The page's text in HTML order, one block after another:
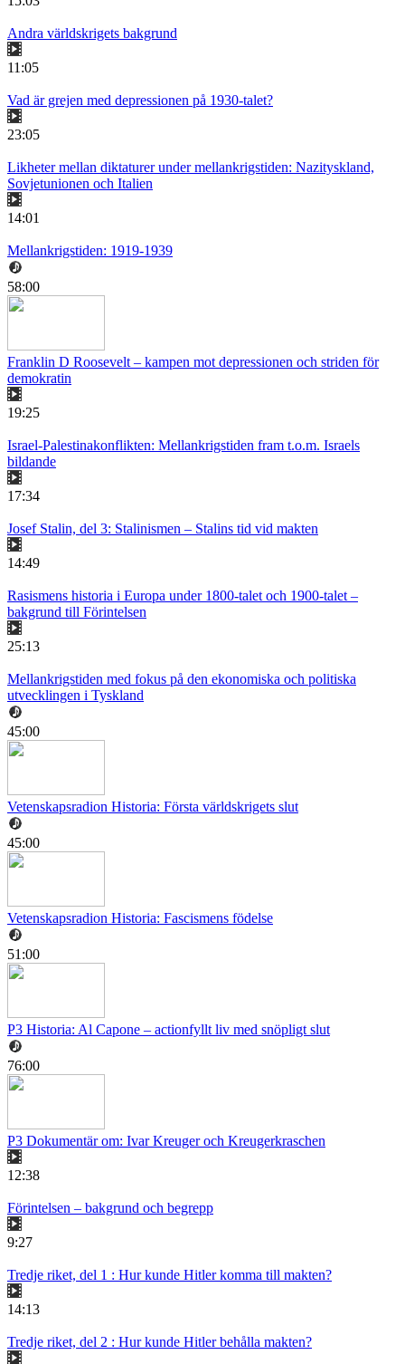
Andra världskrigets bakgrund
11:05
Vad är grejen med depressionen på 1930-talet?
23:05
Likheter mellan diktaturer under mellankrigstiden: Nazityskland,
Sovjetunionen och Italien
14:01
Mellankrigstiden: 1919-1939
58:00
Franklin D Roosevelt – kampen mot depressionen och striden för
demokratin
19:25
Israel-Palestinakonflikten: Mellankrigstiden fram t.o.m. Israels
bildande
17:34
Josef Stalin, del 3: Stalinismen – Stalins tid vid makten
14:49
Rasismens historia i Europa under 1800-talet och 1900-talet –
bakgrund till Förintelsen
25:13
Mellankrigstiden med fokus på den ekonomiska och politiska
utvecklingen i Tyskland
45:00
Vetenskapsradion Historia: Första världskrigets slut
45:00
Vetenskapsradion Historia: Fascismens födelse
51:00
P3 Historia: Al Capone – actionfyllt liv med snöpligt slut
76:00
P3 Dokumentär om: Ivar Kreuger och Kreugerkraschen
12:38
Förintelsen – bakgrund och begrepp
9:27
Tredje riket, del 1 : Hur kunde Hitler komma till makten?
14:13
Tredje riket, del 2 : Hur kunde Hitler behålla makten?